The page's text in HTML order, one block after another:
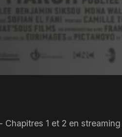
1 et 2 en